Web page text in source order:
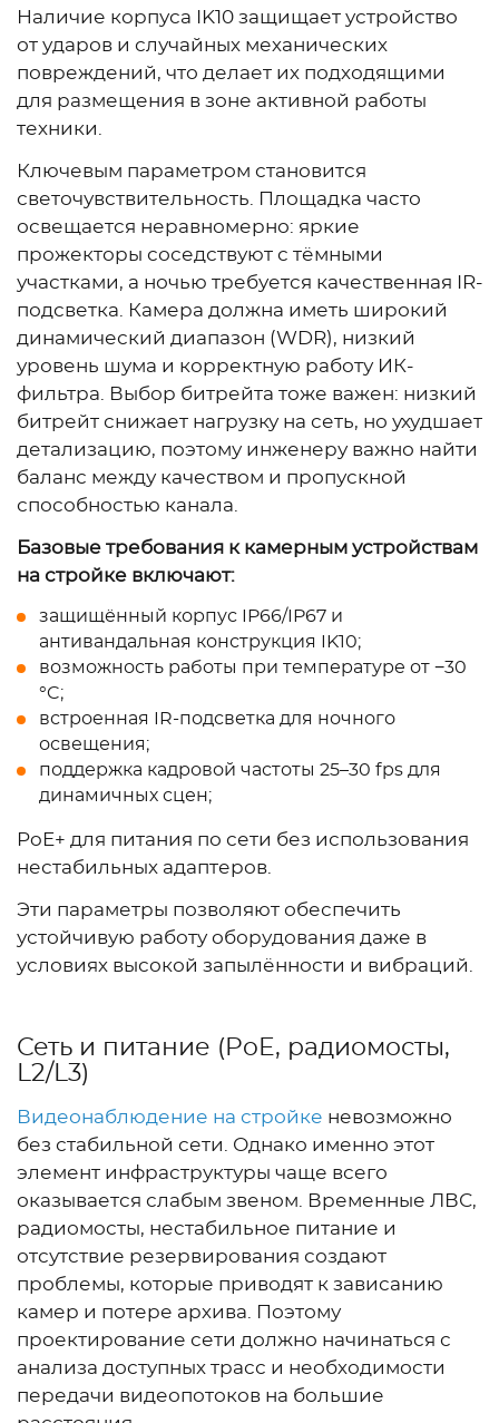
Наличие корпуса IK10 защищает устройство
от ударов и случайных механических
повреждений, что делает их подходящими
для размещения в зоне активной работы
техники.
Ключевым параметром становится
светочувствительность. Площадка часто
освещается неравномерно: яркие
прожекторы соседствуют с тёмными
участками, а ночью требуется качественная IR-
подсветка. Камера должна иметь широкий
динамический диапазон (WDR), низкий
уровень шума и корректную работу ИК-
фильтра. Выбор битрейта тоже важен: низкий
битрейт снижает нагрузку на сеть, но ухудшает
детализацию, поэтому инженеру важно найти
баланс между качеством и пропускной
способностью канала.
Базовые требования к камерным устройствам
на стройке включают:
защищённый корпус IP66/IP67 и
антивандальная конструкция IK10;
возможность работы при температуре от −30
°C;
встроенная IR-подсветка для ночного
освещения;
поддержка кадровой частоты 25–30 fps для
динамичных сцен;
PoE+ для питания по сети без использования
нестабильных адаптеров.
Эти параметры позволяют обеспечить
устойчивую работу оборудования даже в
условиях высокой запылённости и вибраций.
Сеть и питание (PoE, радиомосты,
L2/L3)
Видеонаблюдение на стройке невозможно
без стабильной сети. Однако именно этот
элемент инфраструктуры чаще всего
оказывается слабым звеном. Временные ЛВС,
радиомосты, нестабильное питание и
отсутствие резервирования создают
проблемы, которые приводят к зависанию
камер и потере архива. Поэтому
проектирование сети должно начинаться с
анализа доступных трасс и необходимости
передачи видеопотоков на большие